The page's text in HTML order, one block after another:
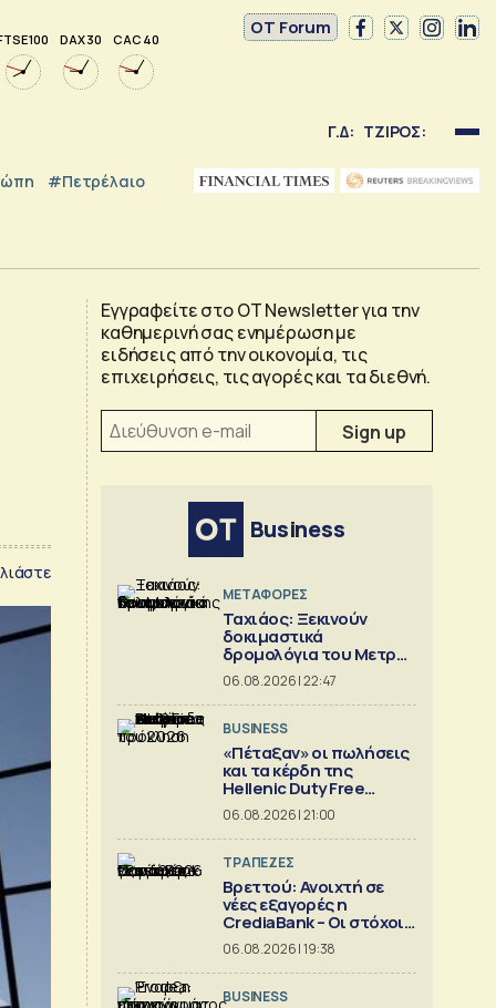
100 DAX 30 CAC 40
OT Forum
Γ.Δ: ΤΖΙΡΟΣ:
#Πετρέλαιο
Εγγραφείτε στο OT Newsletter για την
καθημερινή σας ενημέρωση με
ειδήσεις από την οικονομία, τις
επιχειρήσεις, τις αγορές και τα διεθνή.
Business
ΜΕΤΑΦΟΡΕΣ
Ταχιάος: Ξεκινούν
δοκιμαστικά
δρομολόγια του Μετρό
Θεσσαλονίκης προς
Καλαμαριά
06.08.2026 | 22:47
BUSINESS
«Πέταξαν» οι πωλήσεις
και τα κέρδη της
Hellenic Duty Free
Shops
06.08.2026 | 21:00
ΤΡΑΠΕΖΕΣ
Βρεττού: Ανοιχτή σε
νέες εξαγορές η
CrediaBank – Οι στόχοι
για το 2026
06.08.2026 | 19:38
BUSINESS